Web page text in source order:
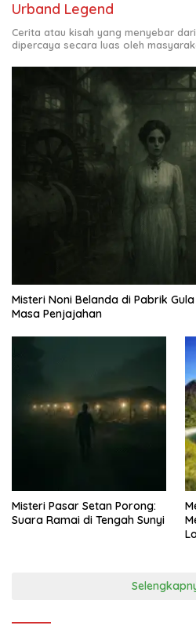
Urband Legend
Cerita atau kisah yang menyebar
dipercaya secara luas oleh
Misteri Noni Belanda di Pabrik
Masa Penjajahan
Misteri Pasar Setan Porong:
Suara Ramai di Tengah Sunyi